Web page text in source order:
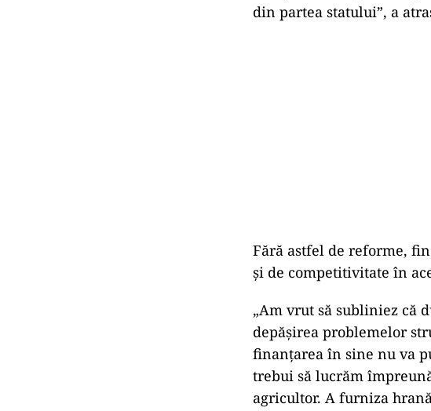
din partea statului”, a
Fără astfel de reforme,
şi de competitivitate în
„Am vrut să subliniez că
depăşirea problemelor
finanţarea în sine nu va
trebui să lucrăm
agricultor. A furniza